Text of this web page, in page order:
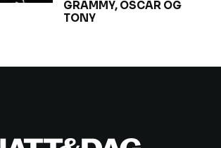
GRAMMY, OSCAR OG
TONY